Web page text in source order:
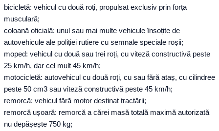
bicicletă: vehicul cu două roți, propulsat exclusiv prin forța
musculară;
coloană oficială: unul sau mai multe vehicule însoțite de
autovehicule ale poliției rutiere cu semnale speciale roșii;
moped: vehicul cu două sau trei roți, cu viteză constructivă peste
25 km/h, dar cel mult 45 km/h;
motocicletă: autovehicul cu două roți, cu sau fără ataș, cu cilindree
peste 50 cm3 sau viteză constructivă peste 45 km/h;
remorcă: vehicul fără motor destinat tractării;
remorcă ușoară: remorcă a cărei masă totală maximă autorizată
nu depășește 750 kg;